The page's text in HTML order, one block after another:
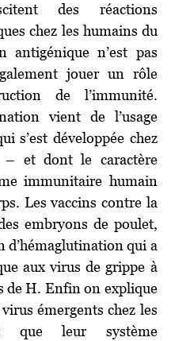
des réactions
chez les humains du
n’est pas
jouer un rôle
de l’immunité.
vient de l’usage
s’est développée chez
et dont le caractère
immunitaire humain
Les vaccins contre la
embryons de poulet,
d’hémaglutination qui a
aux virus de grippe à
de H. Enfin on explique
émergents chez les
que leur système